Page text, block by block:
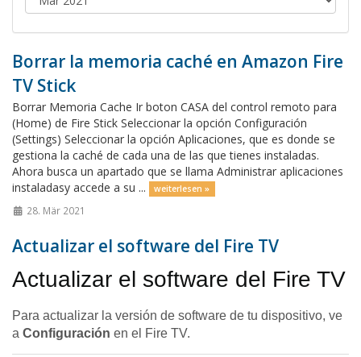
Borrar la memoria caché en Amazon Fire
TV Stick
Borrar Memoria Cache Ir boton CASA del control remoto para
(Home) de Fire Stick Seleccionar la opción Configuración
(Settings) Seleccionar la opción Aplicaciones, que es donde se
gestiona la caché de cada una de las que tienes instaladas.
Ahora busca un apartado que se llama Administrar aplicaciones
instaladasy accede a su ...
weiterlesen »
28. Mär 2021
Actualizar el software del Fire TV
Actualizar el software del Fire TV
Para actualizar la versión de software de tu dispositivo, ve
a Configuración en el Fire TV.